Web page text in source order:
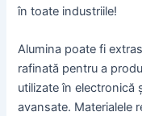
în toate industriile!
Alumina poate fi
rafinată pentru a
utilizate în electronică
avansate. Materialele